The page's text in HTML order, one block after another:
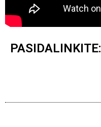
PASIDALINKITE: